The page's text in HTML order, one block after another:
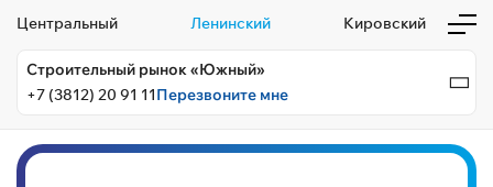
Центральный Ленинский Кировский
Строительный рынок «Южный»
+7 (3812) 20 91 11Перезвоните мне